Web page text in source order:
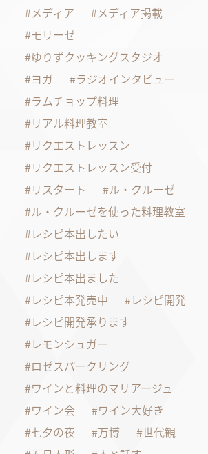
メディア
メディア掲載
モリーゼ
ゆりずクッキングスタジオ
ヨガ
ラジオインタビュー
ラムチョップ料理
リアル料理教室
リクエストレッスン
リクエストレッスン受付
リスタート
ル・クルーゼ
ル・クルーゼを使った料理教室
レシピ本出したい
レシピ本出します
レシピ本出ました
レシピ本発売中
レシピ開発
レシピ開発承ります
レモンシュガー
ロゼスパークリング
ワインと料理のマリアージュ
ワイン会
ワイン大好き
七夕の夜
万博
世代観